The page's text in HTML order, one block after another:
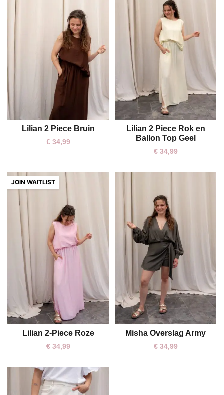
One size
Lilian 2 Piece Bruin
€34,99
One size
Lilian 2 Piece Rok en
Ballon Top Geel
€34,99
Lilian 2-Piece Roze
€34,99
One size
Misha Overslag Army
€34,99